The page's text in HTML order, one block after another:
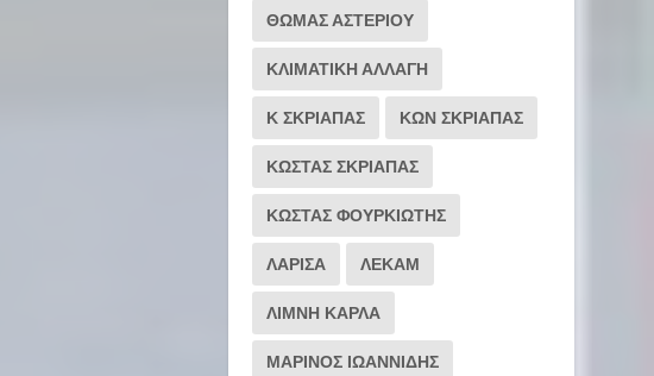
ΘΩΜΑΣ ΑΣΤΕΡΙΟΥ
ΚΛΙΜΑΤΙΚΗ ΑΛΛΑΓΗ
Κ ΣΚΡΙΑΠΑΣ ΚΩΝ ΣΚΡΙΑΠΑΣ
ΚΩΣΤΑΣ ΣΚΡΙΑΠΑΣ
ΚΩΣΤΑΣ ΦΟΥΡΚΙΩΤΗΣ
ΛΑΡΙΣΑ ΛΕΚΑΜ
ΛΙΜΝΗ ΚΑΡΛΑ
ΜΑΡΙΝΟΣ ΙΩΑΝΝΙΔΗΣ